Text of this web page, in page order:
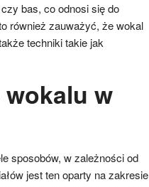
bas, co odnosi się do
również zauważyć, że wokal
techniki takie jak
w
sposobów, w zależności od
jest ten oparty na zakresie